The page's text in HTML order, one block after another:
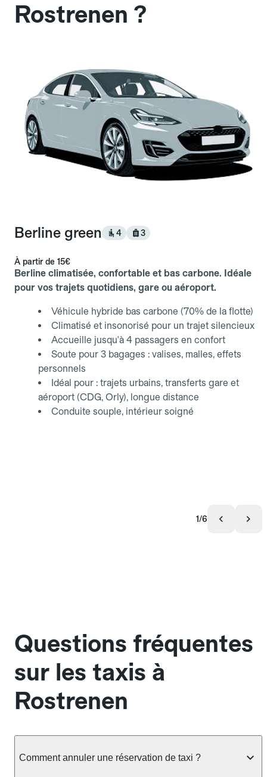
Rostrenen ?
Berline green 4 3
À partir de 15€
Berline climatisée, confortable et bas carbone. Idéale
pour vos trajets quotidiens, gare ou aéroport.
Véhicule hybride bas carbone (70% de la flotte)
Climatisé et insonorisé pour un trajet silencieux
Accueille jusqu'à 4 passagers en confort
Soute pour 3 bagages : valises, malles, effets
personnels
Idéal pour : trajets urbains, transferts gare et
aéroport (CDG, Orly), longue distance
Conduite souple, intérieur soigné
1/6
Questions fréquentes
sur les taxis à
Rostrenen
Comment annuler une réservation de taxi ?